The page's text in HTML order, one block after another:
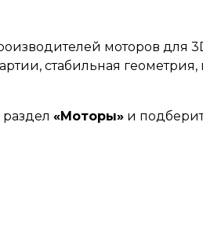
моторов для
стабильная
«Моторы» и